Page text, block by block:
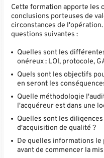
Cette formation apporte les
conclusions porteuses de
circonstances de
questions suivantes :
Quelles sont les
onéreux : LOI, protocole,
Quels sont les objectifs
en seront les
Quelle méthodologie
l'acquéreur est dans une
Quelles sont les
d'acquisition de qualité ?
De quelles informations
avant de commencer la